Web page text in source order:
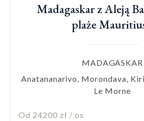
Madagaskar z Aleją
plaże
MADAGASKAR
Anatananarivo, Morondava,
Le Morne
Od 24200 zł / os